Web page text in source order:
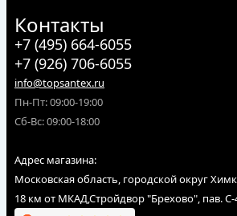
Контакты
+7 (495) 664-6055
+7 (926) 706-6055
info@topsantex.ru
Пн-Пт: 09:00-19:00
Сб-Вс: 09:00-18:00
Адрес магазина:
Московская область, городской округ
18 км от МКАД,Стройдвор "Брехово", пав. С-